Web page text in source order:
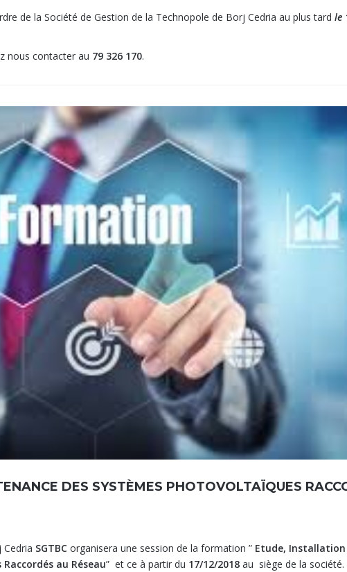
de la Société de Gestion de la Technopole de Borj Cedria au plus tard le
nous contacter au 79 326 170.
DES SYSTÈMES PHOTOVOLTAÏQUES
SGTBC organisera une session de la formation ” Etude,
au Réseau” et ce à partir du 17/12/2018 au siège de la société.